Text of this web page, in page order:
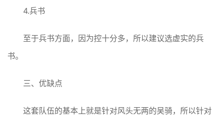
4.兵书
至于兵书方面，因为控十分多，所以建议选虚实的兵
书。
三、优缺点
这套队伍的基本上就是针对风头无两的吴骑，所以针对